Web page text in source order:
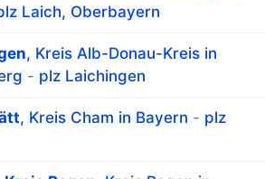
Laich, Oberbayern
, Kreis Alb-Donau-Kreis in
- plz Laichingen
, Kreis Cham in Bayern - plz